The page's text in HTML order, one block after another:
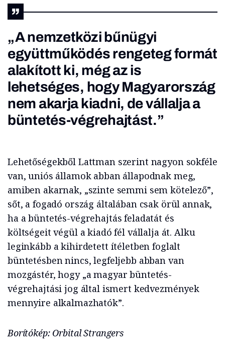
„A nemzetközi bűnügyi
együttműködés rengeteg formát
alakított ki, még az is
lehetséges, hogy Magyarország
nem akarja kiadni, de vállalja a
büntetés-végrehajtást.”
Lehetőségekből Lattman szerint nagyon sokféle
van, uniós államok abban állapodnak meg,
amiben akarnak, „szinte semmi sem kötelező”,
sőt, a fogadó ország általában csak örül annak,
ha a büntetés-végrehajtás feladatát és
költségeit végül a kiadó fél vállalja át. Alku
leginkább a kihirdetett ítéletben foglalt
büntetésben nincs, legfeljebb abban van
mozgástér, hogy „a magyar büntetés-
végrehajtási jog által ismert kedvezmények
mennyire alkalmazhatók”.
Borítókép: Orbital Strangers